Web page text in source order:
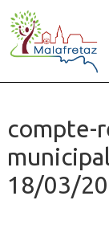
compte-
18/03/